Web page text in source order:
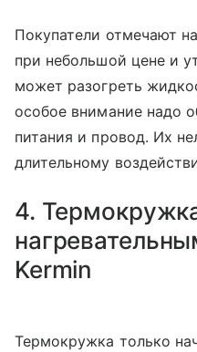
Покупатели отмечают
при небольшой цене и
может разогреть
особое внимание надо
питания и провод. Их
длительному
4.
Kermin
Термокружка только